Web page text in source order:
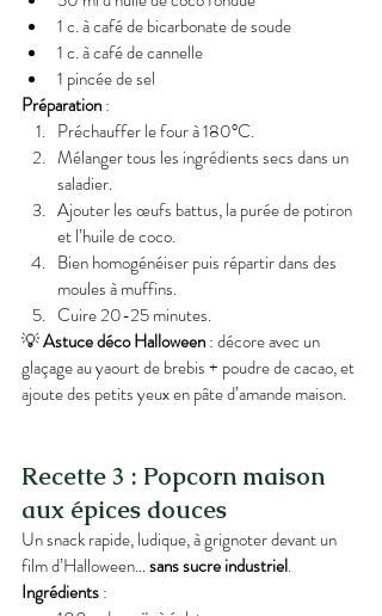
1 c. à café de bicarbonate de soude
1 c. à café de cannelle
1 pincée de sel
Préparation :
Préchauffer le four à 180°C.
Mélanger tous les ingrédients secs dans un
saladier.
Ajouter les œufs battus, la purée de potiron
et l’huile de coco.
Bien homogénéiser puis répartir dans des
moules à muffins.
Cuire 20-25 minutes.
💡 Astuce déco Halloween : décore avec un
glaçage au yaourt de brebis + poudre de cacao, et
ajoute des petits yeux en pâte d’amande maison.
Recette 3 : Popcorn maison
aux épices douces
Un snack rapide, ludique, à grignoter devant un
film d’Halloween… sans sucre industriel.
Ingrédients :